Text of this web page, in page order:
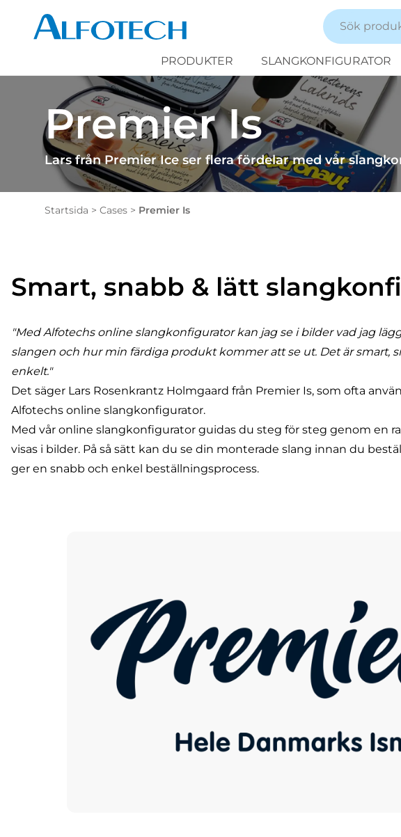
PRODUKTER SLANGKONFIGURATOR
Premier Is
Lars från Premier Ice ser flera fördelar med vår
Startsida > Cases > Premier Is
Smart, snabb & lätt
"Med Alfotechs online slangkonfigurator kan jag se i bilder vad jag
slangen och hur min färdiga produkt kommer att se ut. Det är smart,
enkelt."
Det säger Lars Rosenkrantz Holmgaard från Premier Is, som ofta
Alfotechs online slangkonfigurator.
Med vår online slangkonfigurator guidas du steg för steg genom en
visas i bilder. På så sätt kan du se din monterade slang innan du
ger en snabb och enkel beställningsprocess.